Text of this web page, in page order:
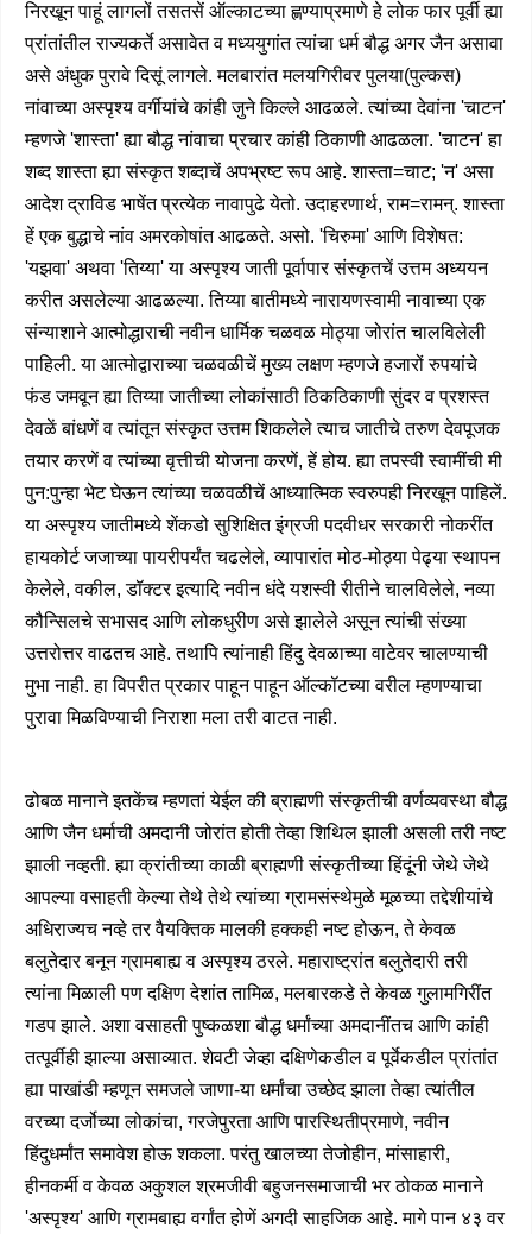
निरखून पाहूं लागलों तसतसें ऑल्काटच्या ह्णण्याप्रमाणे हे लोक फार पूर्वी ह्या
प्रांतांतील राज्यकर्ते असावेत व मध्ययुगांत त्यांचा धर्म बौद्ध अगर जैन असावा
असे अंधुक पुरावे दिसूं लागले. मलबारांत मलयगिरीवर पुलया(पुल्कस)
नांवाच्या अस्पृश्य वर्गीयांचे कांही जुने किल्ले आढळले. त्यांच्या देवांना 'चाटन'
म्हणजे 'शास्ता' ह्या बौद्ध नांवाचा प्रचार कांही ठिकाणी आढळला. 'चाटन' हा
शब्द शास्ता ह्या संस्कृत शब्दाचें अपभ्रष्ट रूप आहे. शास्ता=चाट; 'न' असा
आदेश द्राविड भाषेंत प्रत्येक नावापुढे येतो. उदाहरणार्थ, राम=रामन्. शास्ता
हें एक बुद्धाचे नांव अमरकोषांत आढळते. असो. 'चिरुमा' आणि विशेषत:
'यझवा' अथवा 'तिय्या' या अस्पृश्य जाती पूर्वापार संस्कृतचें उत्तम अध्ययन
करीत असलेल्या आढळल्या. तिय्या बातीमध्ये नारायणस्वामी नावाच्या एक
संन्याशाने आत्मोद्धाराची नवीन धार्मिक चळवळ मोठ्या जोरांत चालविलेली
पाहिली. या आत्मोद्वाराच्या चळवळीचें मुख्य लक्षण म्हणजे हजारों रुपयांचे
फंड जमवून ह्या तिय्या जातीच्या लोकांसाठी ठिकठिकाणी सुंदर व प्रशस्त
देवळें बांधणें व त्यांतून संस्कृत उत्तम शिकलेले त्याच जातीचे तरुण देवपूजक
तयार करणें व त्यांच्या वृत्तीची योजना करणें, हें होय. ह्या तपस्वी स्वामींची मी
पुन:पुन्हा भेट घेऊन त्यांच्या चळवळीचें आध्यात्मिक स्वरुपही निरखून पाहिलें.
या अस्पृश्य जातीमध्ये शेंकडो सुशिक्षित इंग्रजी पदवीधर सरकारी नोकरींत
हायकोर्ट जजाच्या पायरीपर्यंत चढलेले, व्यापारांत मोठ-मोठ्या पेढ्या स्थापन
केलेले, वकील, डॉक्टर इत्यादि नवीन धंदे यशस्वी रीतीने चालविलेले, नव्या
कौन्सिलचे सभासद आणि लोकधुरीण असे झालेले असून त्यांची संख्या
उत्तरोत्तर वाढतच आहे. तथापि त्यांनाही हिंदु देवळाच्या वाटेवर चालण्याची
मुभा नाही. हा विपरीत प्रकार पाहून पाहून ऑल्कॉटच्या वरील म्हणण्याचा
पुरावा मिळविण्याची निराशा मला तरी वाटत नाही.
ढोबळ मानाने इतकेंच म्हणतां येईल की ब्राह्मणी संस्कृतीची वर्णव्यवस्था बौद्ध
आणि जैन धर्माची अमदानी जोरांत होती तेव्हा शिथिल झाली असली तरी नष्ट
झाली नव्हती. ह्या क्रांतीच्या काळी ब्राह्मणी संस्कृतीच्या हिंदूंनी जेथे जेथे
आपल्या वसाहती केल्या तेथे तेथे त्यांच्या ग्रामसंस्थेमुळे मूळच्या तद्देशीयांचे
अधिराज्यच नव्हे तर वैयक्तिक मालकी हक्कही नष्ट होऊन, ते केवळ
बलुतेदार बनून ग्रामबाह्य व अस्पृश्य ठरले. महाराष्ट्रांत बलुतेदारी तरी
त्यांना मिळाली पण दक्षिण देशांत तामिळ, मलबारकडे ते केवळ गुलामगिरींत
गडप झाले. अशा वसाहती पुष्कळशा बौद्ध धर्मांच्या अमदानींतच आणि कांही
तत्पूर्वीही झाल्या असाव्यात. शेवटी जेव्हा दक्षिणेकडील व पूर्वेकडील प्रांतांत
ह्या पाखांडी म्हणून समजले जाणा-या धर्मांचा उच्छेद झाला तेव्हा त्यांतील
वरच्या दर्जोच्या लोकांचा, गरजेपुरता आणि पारस्थितीप्रमाणे, नवीन
हिंदुधर्मांत समावेश होऊ शकला. परंतु खालच्या तेजोहीन, मांसाहारी,
हीनकर्मी व केवळ अकुशल श्रमजीवी बहुजनसमाजाची भर ठोकळ मानाने
'अस्पृश्य' आणि ग्रामबाह्य वर्गांत होणें अगदी साहजिक आहे. मागे पान ४३ वर